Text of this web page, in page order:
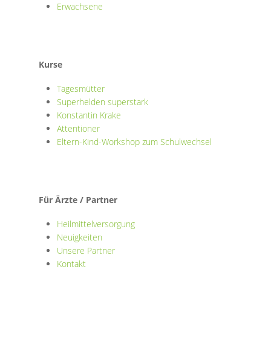
Erwachsene
Kurse
Tagesmütter
Superhelden superstark
Konstantin Krake
Attentioner
Eltern-Kind-Workshop zum Schulwechsel
Für Ärzte / Partner
Heilmittelversorgung
Neuigkeiten
Unsere Partner
Kontakt